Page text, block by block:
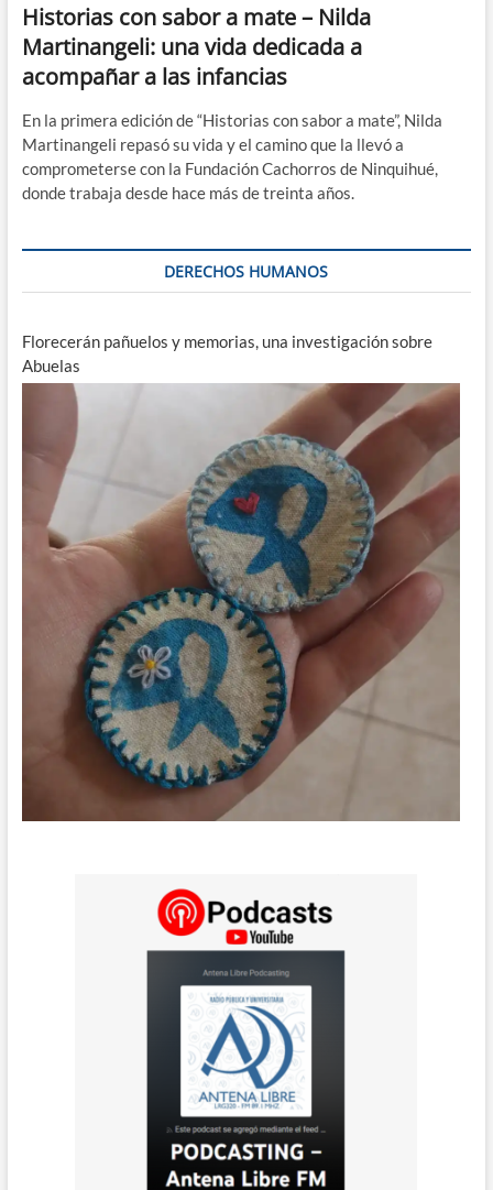
Historias con sabor a mate – Nilda
Martinangeli: una vida dedicada a
acompañar a las infancias
En la primera edición de “Historias con sabor a mate”, Nilda
Martinangeli repasó su vida y el camino que la llevó a
comprometerse con la Fundación Cachorros de Ninquihué,
donde trabaja desde hace más de treinta años.
DERECHOS HUMANOS
Florecerán pañuelos y memorias, una investigación sobre
Abuelas